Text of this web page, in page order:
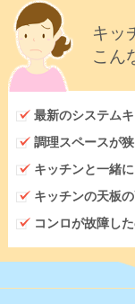
キッ
こん
最新のシステム
調理スペースが
キッチンと一緒
キッチンの天板
コンロが故障し